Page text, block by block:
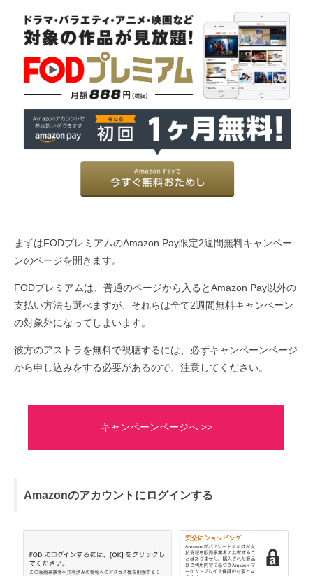
まずはFODプレミアムのAmazon Pay限定2週間無料キャンペー
ンのページを開きます。
FODプレミアムは、普通のページから入るとAmazon Pay以外の
支払い方法も選べますが、それらは全て2週間無料キャンペーン
の対象外になってしまいます。
彼方のアストラを無料で視聴するには、必ずキャンペーンページ
から申し込みをする必要があるので、注意してください。
キャンペーンページへ >>
Amazonのアカウントにログインする